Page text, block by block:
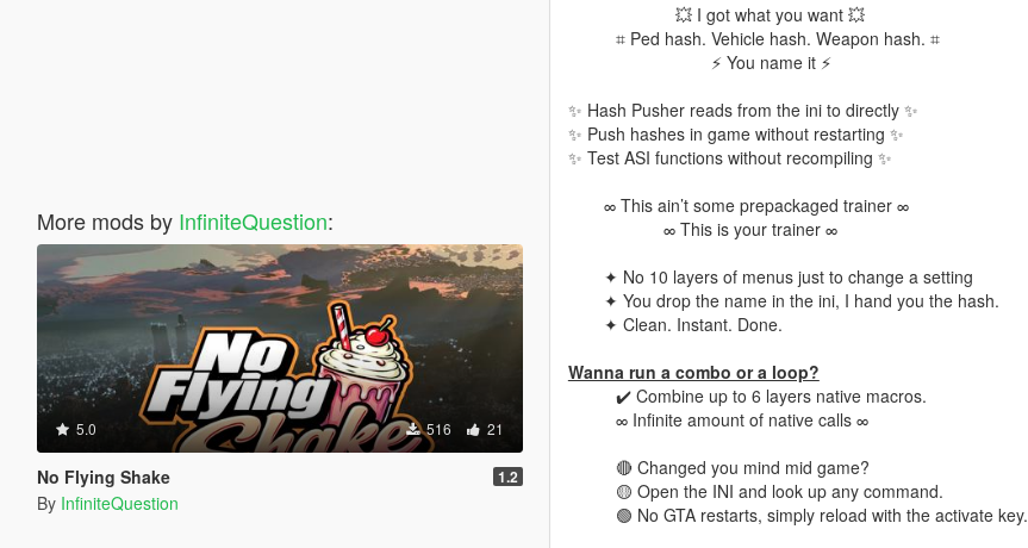
More mods by InfiniteQuestion:
5.0 516 21
No Flying Shake 1.2
By InfiniteQuestion
⠀⠀⠀⠀⠀⠀⠀⠀⠀💥 I got what you want 💥
⠀⠀⠀⠀⌗ Ped hash. Vehicle hash. Weapon hash. ⌗
⠀⠀⠀⠀⠀⠀⠀⠀⠀⠀⠀⠀⚡ You name it ⚡
✨ Hash Pusher reads from the ini to directly ✨
✨ Push hashes in game without restarting ✨
✨ Test ASI functions without recompiling ✨
⠀⠀⠀∞ This ain’t some prepackaged trainer ∞
⠀⠀⠀⠀⠀⠀⠀⠀∞ This is your trainer ∞
⠀⠀⠀✦ No 10 layers of menus just to change a setting
⠀⠀⠀✦ You drop the name in the ini, I hand you the hash.
⠀⠀⠀✦ Clean. Instant. Done.
Wanna run a combo or a loop?
⠀⠀⠀⠀✔️ Combine up to 6 layers native macros.
⠀⠀⠀⠀∞ Infinite amount of native calls ∞
⠀⠀⠀⠀🔴 Changed you mind mid game?
⠀⠀⠀⠀🟡 Open the INI and look up any command.
⠀⠀⠀⠀🟢 No GTA restarts, simply reload with the activate key.